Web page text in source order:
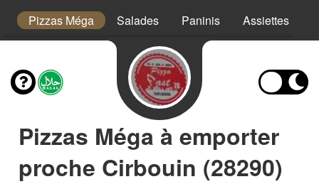
Pizzas Méga Salades Paninis Assiettes
Pizzas Méga à emporter
proche Cirbouin (28290)